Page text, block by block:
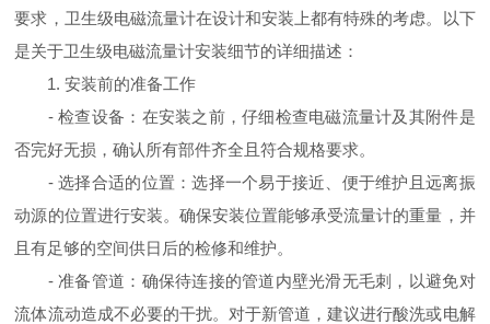
要求，卫生级电磁流量计在设计和安装上都有特殊的考虑。以下
是关于卫生级电磁流量计安装细节的详细描述：
1. 安装前的准备工作
- 检查设备：在安装之前，仔细检查电磁流量计及其附件是
否完好无损，确认所有部件齐全且符合规格要求。
- 选择合适的位置：选择一个易于接近、便于维护且远离振
动源的位置进行安装。确保安装位置能够承受流量计的重量，并
且有足够的空间供日后的检修和维护。
- 准备管道：确保待连接的管道内壁光滑无毛刺，以避免对
流体流动造成不必要的干扰。对于新管道，建议进行酸洗或电解